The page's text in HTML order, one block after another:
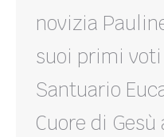
novizia
suoi primi
Santuario
Cuore di